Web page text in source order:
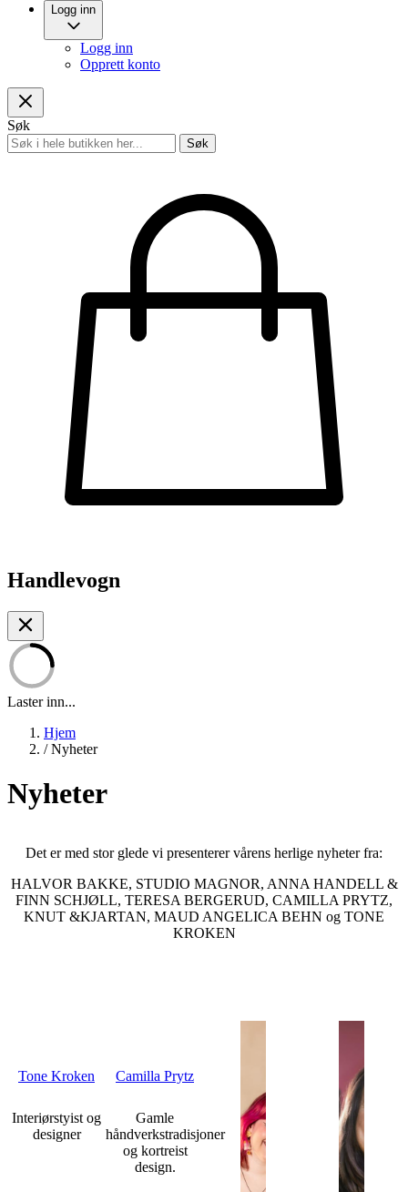
Logg inn
Logg inn
Opprett konto
Søk
Søk
Handlevogn
Laster inn...
Hjem
/ Nyheter
Nyheter
Det er med stor glede vi presenterer vårens herlige nyheter fra:
HALVOR BAKKE, STUDIO MAGNOR, ANNA HANDELL &
FINN SCHJØLL, TERESA BERGERUD, CAMILLA PRYTZ,
KNUT &KJARTAN, MAUD ANGELICA BEHN og TONE
KROKEN
Tone Kroken
Interiørstyist og
designer
Camilla Prytz
Gamle
håndverkstradisjoner
og kortreist
design.